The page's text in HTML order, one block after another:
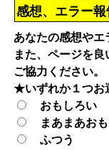
感想、エラー
あなたの感想やエ
また、ページを良
ご協力ください。
★いずれか１つお
おもしろい
まあまあお
ふつう